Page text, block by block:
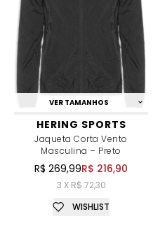
VER TAMANHOS
HERING SPORTS
Jaqueta Corta Vento
Masculina – Preto
R$ 269,99R$ 216,90
3 X R$ 72,30
WISHLIST